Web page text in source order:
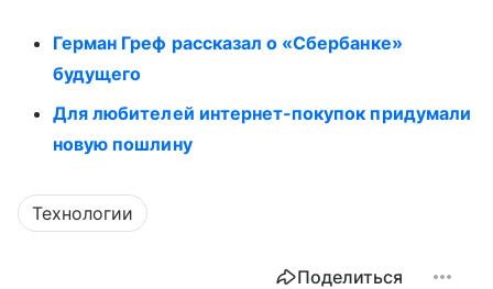
Герман Греф рассказал о «Сбербанке»
будущего
Для любителей интернет-покупок придумали
новую пошлину
Технологии
Поделиться